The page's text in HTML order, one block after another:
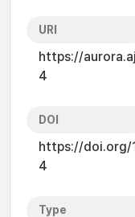
URI
https://
4
DOI
https://doi.org/
4
Type